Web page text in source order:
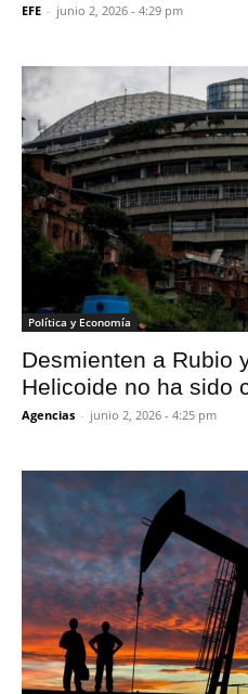
EFE - junio 2, 2026 - 4:29 pm
Política y Economía
Desmienten a Rubio
Helicoide no ha sido
Agencias - junio 2, 2026 - 4:25 pm